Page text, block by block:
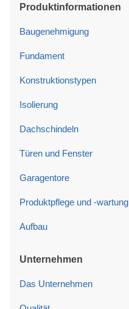
Produktinformationen
Baugenehmigung
Fundament
Konstruktionstypen
Isolierung
Dachschindeln
Türen und Fenster
Garagentore
Produktpflege und -wartung
Aufbau
Unternehmen
Das Unternehmen